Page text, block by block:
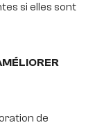
si elles sont
de